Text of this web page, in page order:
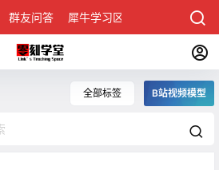
群友问答 犀牛学习区
全部标签 B站视频模型